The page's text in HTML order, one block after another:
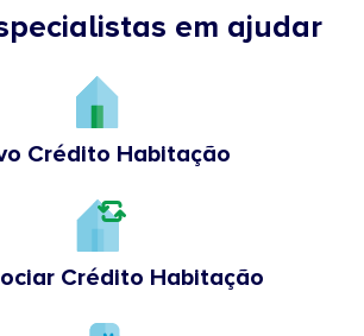
em ajudar
Crédito Habitação
Crédito Habitação